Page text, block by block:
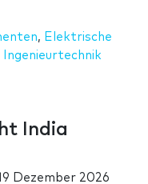
, Elektrische
India
Dezember 2026